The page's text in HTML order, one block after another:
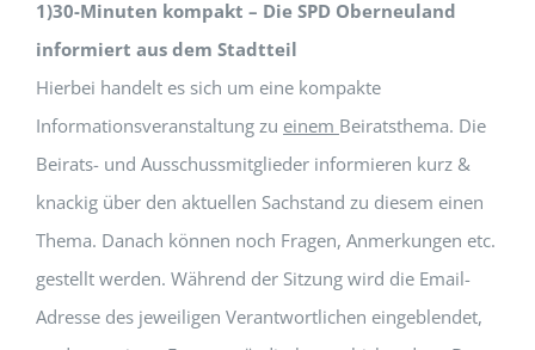
1)30-Minuten kompakt – Die SPD Oberneuland
informiert aus dem Stadtteil
Hierbei handelt es sich um eine kompakte
Informationsveranstaltung zu einem Beiratsthema. Die
Beirats- und Ausschussmitglieder informieren kurz &
knackig über den aktuellen Sachstand zu diesem einen
Thema. Danach können noch Fragen, Anmerkungen etc.
gestellt werden. Während der Sitzung wird die Email-
Adresse des jeweiligen Verantwortlichen eingeblendet,